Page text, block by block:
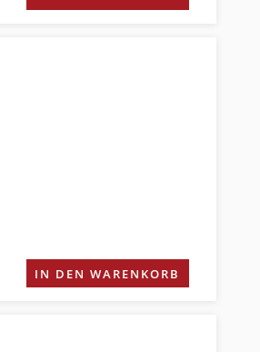
IN DEN WARENKORB